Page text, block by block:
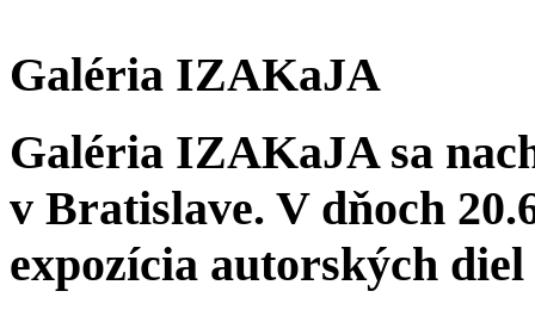
Galéria IZAKaJA
Galéria IZAKaJA sa
v Bratislave. V dňoch
expozícia autorských